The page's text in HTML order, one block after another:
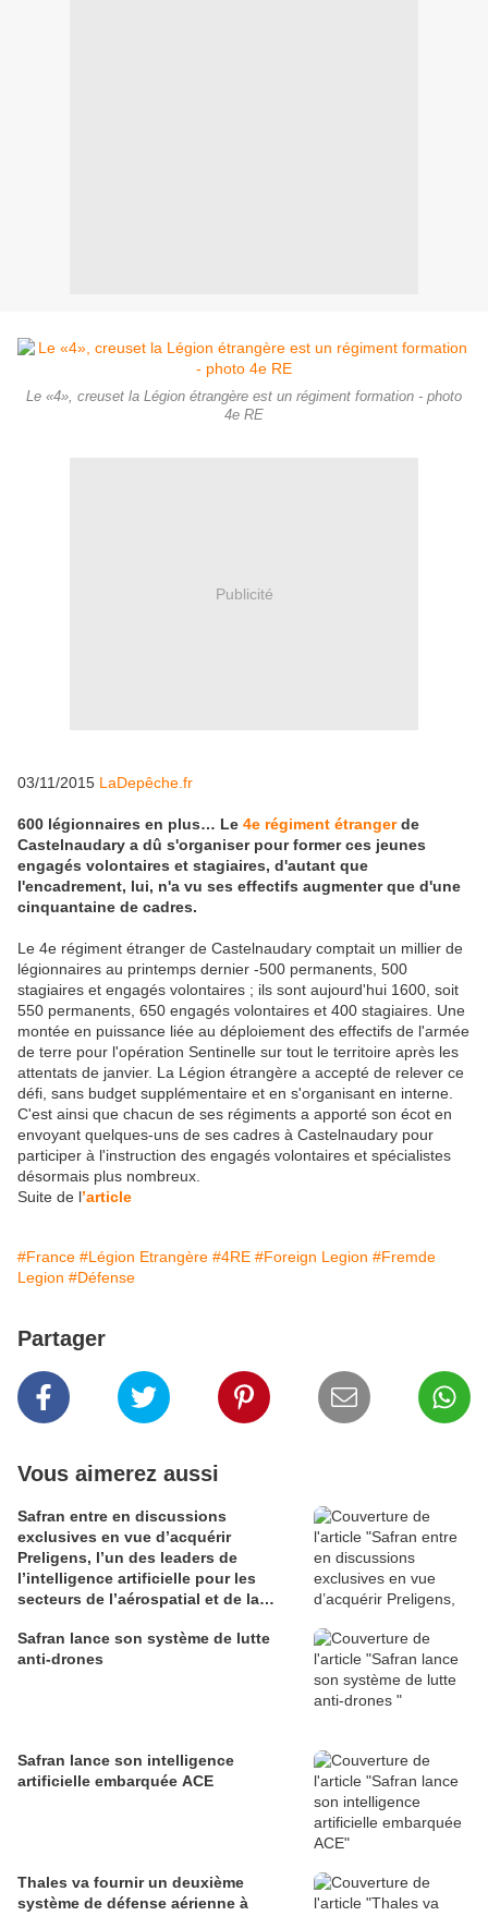
Le «4», creuset la Légion étrangère est un régiment formation - photo
4e RE
Publicité
03/11/2015 LaDepêche.fr
600 légionnaires en plus… Le 4e régiment étrangerde
Castelnaudary a dû s'organiser pour former ces jeunes
engagés volontaires et stagiaires, d'autant que
l'encadrement, lui, n'a vu ses effectifs augmenter que d'une
cinquantaine de cadres.
Le 4e régiment étranger de Castelnaudary comptait un millier de
légionnaires au printemps dernier -500 permanents, 500
stagiaires et engagés volontaires ; ils sont aujourd'hui 1600, soit
550 permanents, 650 engagés volontaires et 400 stagiaires. Une
montée en puissance liée au déploiement des effectifs de l'armée
de terre pour l'opération Sentinelle sur tout le territoire après les
attentats de janvier. La Légion étrangère a accepté de relever ce
défi, sans budget supplémentaire et en s'organisant en interne.
C'est ainsi que chacun de ses régiments a apporté son écot en
envoyant quelques-uns de ses cadres à Castelnaudary pour
participer à l'instruction des engagés volontaires et spécialistes
désormais plus nombreux.
Suite de l’article
#France #Légion Etrangère #4RE #Foreign Legion #Fremde
Legion #Défense
Partager
Vous aimerez aussi
Safran entre en discussions
exclusives en vue d’acquérir
Preligens, l’un des leaders de
l’intelligence artificielle pour les
secteurs de l’aérospatial et de la
Safran lance son système de lutte
anti-drones
Safran lance son intelligence
artificielle embarquée ACE
Thales va fournir un deuxième
système de défense aérienne à